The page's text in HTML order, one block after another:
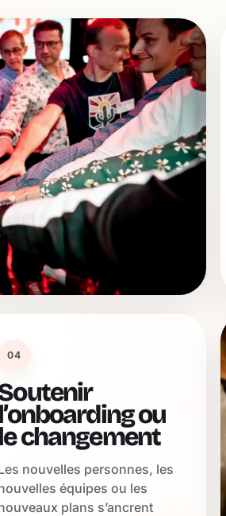
04
ou
changement
nouvelles personnes, les
équipes ou les
plans s’ancrent